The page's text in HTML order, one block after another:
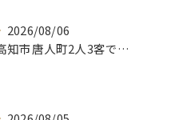
2026/08/06
高知市唐人町2人3客です🥰